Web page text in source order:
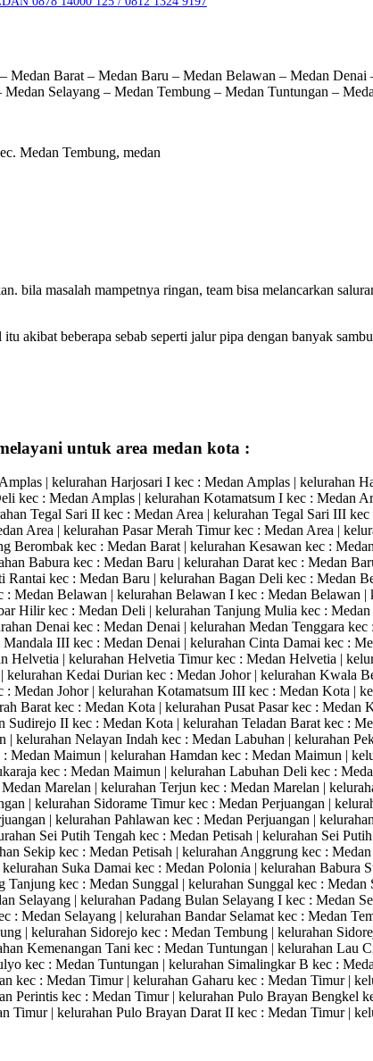
Barat – Medan Baru – Medan Belawan – Medan
Selayang – Medan Tembung – Medan Tuntungan –
Medan Tembung, medan
bila masalah mampetnya ringan, team bisa melancarkan
akibat beberapa sebab seperti jalur pipa dengan banyak
untuk area medan kota :
| kelurahan Harjosari I kec : Medan Amplas | kelurahan
kec : Medan Amplas | kelurahan Kotamatsum I kec : Medan
Tegal Sari II kec : Medan Area | kelurahan Tegal Sari III
Area | kelurahan Pasar Merah Timur kec : Medan Area |
kec : Medan Barat | kelurahan Kesawan kec :
Babura kec : Medan Baru | kelurahan Darat kec : Medan
kec : Medan Baru | kelurahan Bagan Deli kec : Medan
Medan Belawan | kelurahan Belawan I kec : Medan Belawan
Hilir kec : Medan Deli | kelurahan Tanjung Mulia kec :
Denai kec : Medan Denai | kelurahan Medan Tenggara
III kec : Medan Denai | kelurahan Cinta Damai kec :
| kelurahan Helvetia Timur kec : Medan Helvetia |
Kedai Durian kec : Medan Johor | kelurahan Kwala
Medan Johor | kelurahan Kotamatsum III kec : Medan Kota |
Barat kec : Medan Kota | kelurahan Pusat Pasar kec :
II kec : Medan Kota | kelurahan Teladan Barat kec :
kelurahan Nelayan Indah kec : Medan Labuhan | kelurahan
Maimun | kelurahan Hamdan kec : Medan Maimun |
kec : Medan Maimun | kelurahan Labuhan Deli kec :
Marelan | kelurahan Terjun kec : Medan Marelan |
| kelurahan Sidorame Timur kec : Medan Perjuangan |
| kelurahan Pahlawan kec : Medan Perjuangan |
Sei Putih Tengah kec : Medan Petisah | kelurahan Sei
Sekip kec : Medan Petisah | kelurahan Anggrung kec :
Suka Damai kec : Medan Polonia | kelurahan Babura
kec : Medan Sunggal | kelurahan Sunggal kec :
Selayang | kelurahan Padang Bulan Selayang I kec : Medan
: Medan Selayang | kelurahan Bandar Selamat kec : Medan
| kelurahan Sidorejo kec : Medan Tembung | kelurahan
Kemenangan Tani kec : Medan Tuntungan | kelurahan Lau
kec : Medan Tuntungan | kelurahan Simalingkar B kec :
kec : Medan Timur | kelurahan Gaharu kec : Medan Timur |
Perintis kec : Medan Timur | kelurahan Pulo Brayan Bengkel
Timur | kelurahan Pulo Brayan Darat II kec : Medan Timur |